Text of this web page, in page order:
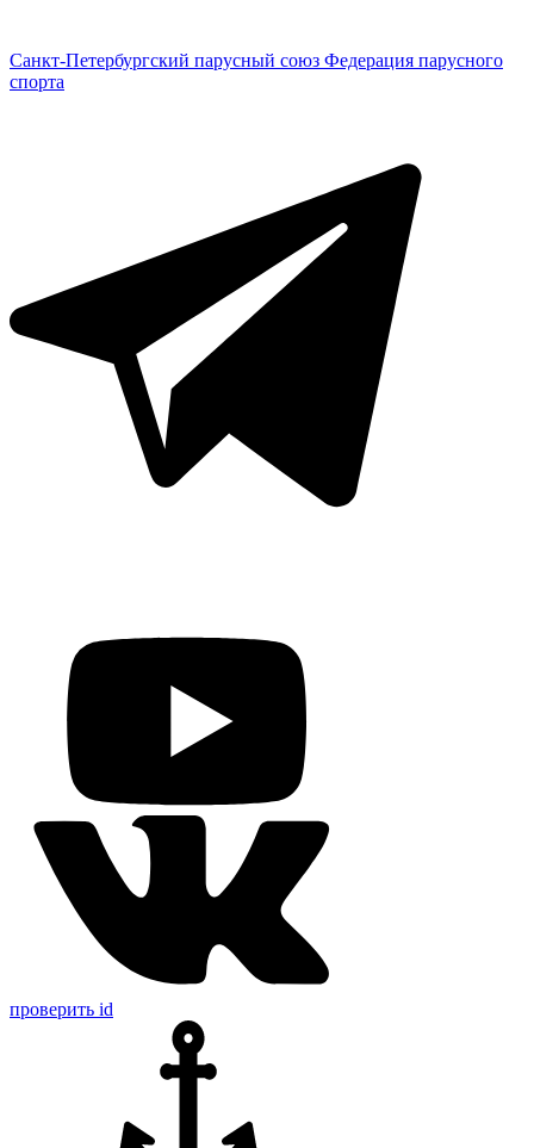
Санкт-Петербургский парусный союз Федерация парусного
спорта
проверить id